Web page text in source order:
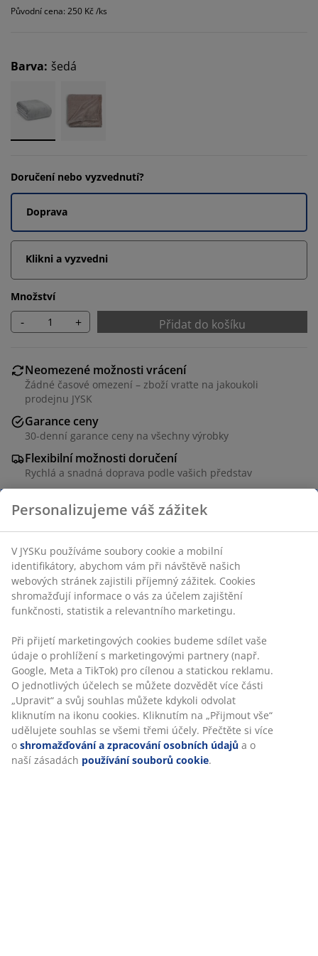
Původní cena: 250 Kč /ks
Barva: šedá
Doručení nebo vyzvednutí?
Doprava
Klikni a vyzvedni
Množství
- + Přidat do košíku
Neomezené možnosti vrácení
Žádné časové omezení – zboží vraťte na jakoukoli
prodejnu JYSK
Garance ceny
30-denní garance ceny na všechny výrobky
Flexibilní možnosti doručení
Rychlá a snadná doprava podle vašich představ
100% polyester (50 % recyklováno). 200x220 cm
Skladová položka: 4526042
Specifikace
Hodnocení
(942)
Doprava
Personalizujeme váš zážitek
V JYSKu používáme soubory cookie a mobilní
identifikátory, abychom vám při návštěvě našich
webových stránek zajistili příjemný zážitek. Cookies
shromažďují informace o vás za účelem zajištění
funkčnosti, statistik a relevantního marketingu.
Při přijetí marketingových cookies budeme sdílet vaše
údaje o prohlížení s marketingovými partnery (např.
Google, Meta a TikTok) pro cílenou a statickou reklamu.
O jednotlivých účelech se můžete dozvědět více části
„Upravit“ a svůj souhlas můžete kdykoli odvolat
kliknutím na ikonu cookies. Kliknutím na „Přijmout vše“
udělujete souhlas se všemi třemi účely. Přečtěte si více
o shromažďování a zpracování osobních údajů a o
naší zásadách používání souborů cookie.